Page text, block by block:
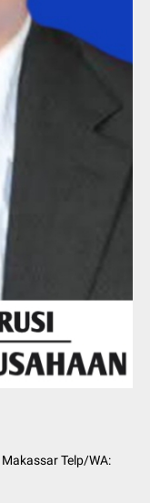
Telp/WA: